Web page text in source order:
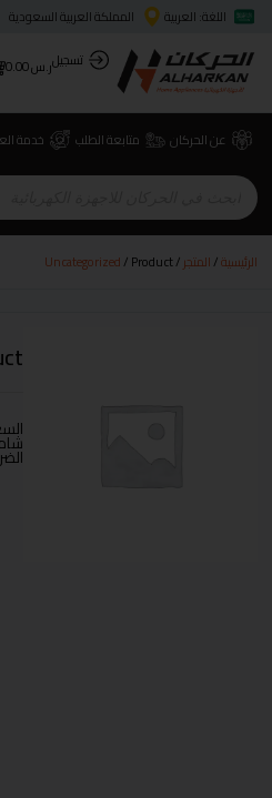
اللغة: العربية
المملكة العربية السعودية
تسجيلر.س0.00
عن الحركان متابعة الطلب خدمة
الرئيسية/المتجر/
Uncategorized/ Product